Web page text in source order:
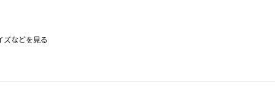
ズなどを見る
MALM マルム, ベッドルーム家具4点セット, ブラックブラウン,